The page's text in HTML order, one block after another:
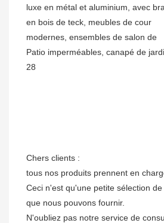
Chers clients :
tous nos produits prennent en
Ceci n'est qu'une petite sélection
que nous pouvons fournir.
N'oubliez pas notre service de